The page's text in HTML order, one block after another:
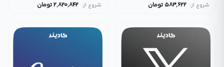
شروع از: 583,622 تومان شروع از: 2,820,842تومان